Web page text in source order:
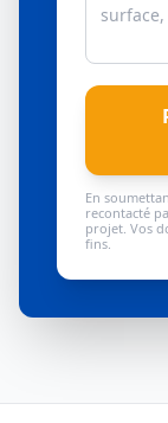
En
recontacté
projet. Vos
fins.